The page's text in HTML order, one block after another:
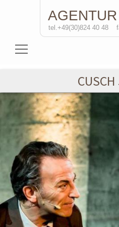
AGENTUR
tel.+49(30)824 40 48